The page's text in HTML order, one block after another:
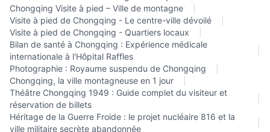
Chongqing Visite à pied – Ville de montagne
Visite à pied de Chongqing - Le centre-ville dévoilé
Visite à pied de Chongqing - Quartiers locaux
Bilan de santé à Chongqing : Expérience médicale
internationale à l'Hôpital Raffles
Photographie : Royaume suspendu de Chongqing
Chongqing, la ville montagneuse en 1 jour
Théâtre Chongqing 1949 : Guide complet du visiteur et
réservation de billets
Héritage de la Guerre Froide : le projet nucléaire 816 et la
ville militaire secrète abandonnée